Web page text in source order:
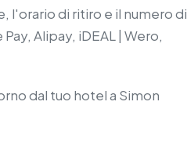
l'orario di ritiro e il numero di
Alipay, iDEAL | Wero,
dal tuo hotel a Simon